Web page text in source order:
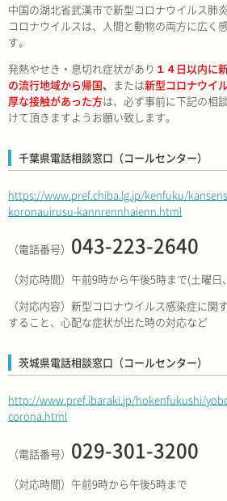
中国の湖北省武漢市で新型コロナウイルス肺
コロナウイルスは、人間と動物の両方に広く
す。
発熱やせき・息切れ症状があり １４日以内に
の流行地域から帰国、 または新型コロナウイ
厚な接触があった方は、必ず事前に下記の相
けて頂きますようお願い致します。
千葉県電話相談窓口（コールセンター）
https://www.pref.chiba.lg.jp/kenfuku/
koronauirusu-kannrennhaienn.html
（電話番号） 043-223-2640
（対応時間）午前9時から午後5時まで(土曜
（対応内容）新型コロナウイルス感染症に関
すること、心配な症状が出た時の対応など
茨城県電話相談窓口（コールセンター）
http://www.pref.ibaraki.jp/hokenfukushi/
corona.html
（電話番号） 029-301-3200
（対応時間）午前9時から午後5時まで